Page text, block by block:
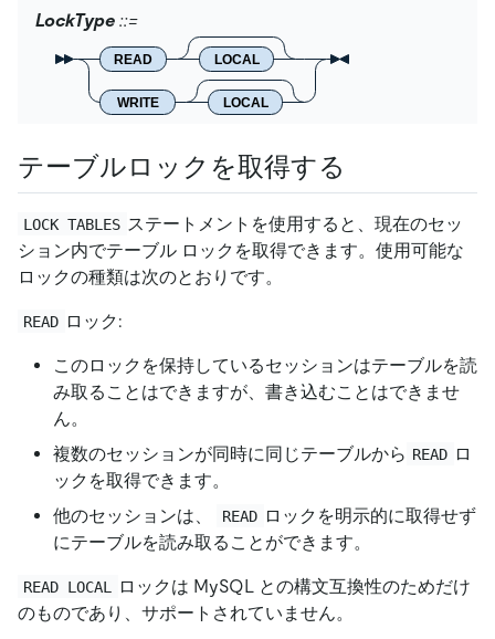
LockType
READ LOCAL
WRITE LOCAL
テーブルロックを取得する
LOCK TABLES ステートメントを使用すると、現在のセッ
ション内でテーブル ロックを取得できます。使用可能な
ロックの種類は次のとおりです。
READ ロック:
このロックを保持しているセッションはテーブルを読
み取ることはできますが、書き込むことはできませ
ん。
複数のセッションが同時に同じテーブルから READ ロ
ックを取得できます。
他のセッションは、
READ ロックを明示的に取得せず
にテーブルを読み取ることができます。
READ LOCAL
ロックは MySQL との構文互換性のためだけ
のものであり、サポートされていません。